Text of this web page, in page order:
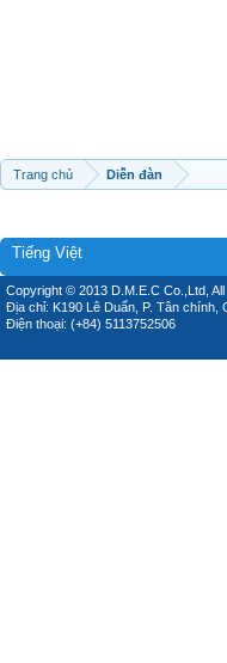
Trang chủ Diễn đàn
Tiếng Việt
Copyright © 2013 D.M.E.C Co.,Ltd,
Địa chỉ: K190 Lê Duẩn, P. Tân chính,
Điện thoại: (+84) 5113752506